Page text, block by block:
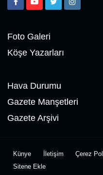
Foto Galeri
Köşe Yazarları
Hava Durumu
Gazete Manşetleri
Gazete Arşivi
Künye İletişim Çerez
Sitene Ekle